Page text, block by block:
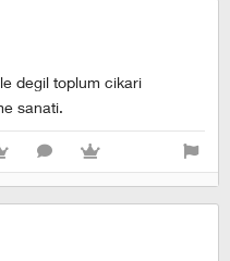
degil toplum cikari
sanati.